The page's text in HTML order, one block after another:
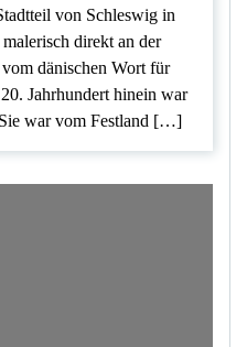
von Schleswig in
direkt an der
dänischen Wort für
Jahrhundert hinein war
war vom Festland […]